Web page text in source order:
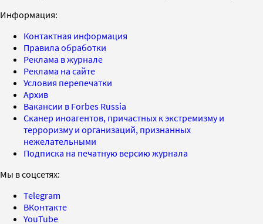
Информация:
Контактная информация
Правила обработки
Реклама в журнале
Реклама на сайте
Условия перепечатки
Архив
Вакансии в Forbes Russia
Сканер иноагентов, причастных к экстремизму и
терроризму и организаций, признанных
нежелательными
Подписка на печатную версию журнала
Мы в соцсетях:
Telegram
ВКонтакте
YouTube